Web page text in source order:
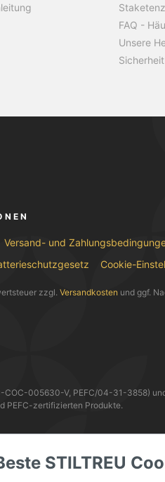
FAQ -
Unsere
Versand- und
Cookie-
zzgl. Versandkosten und ggf.
COC-005630-V, PEFC/04-31-3858)
PEFC-zertifizierten Produkte.
MIT
STILTREU